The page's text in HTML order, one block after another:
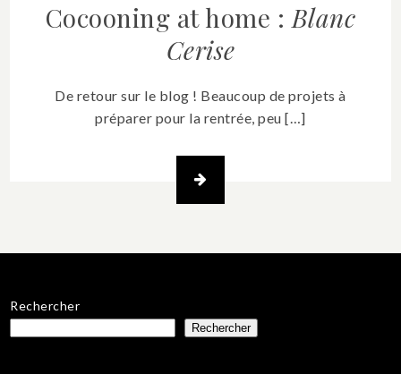
Cocooning at home :Blanc
Cerise
De retour sur le blog ! Beaucoup de projets à
préparer pour la rentrée, peu […]
Rechercher
Rechercher